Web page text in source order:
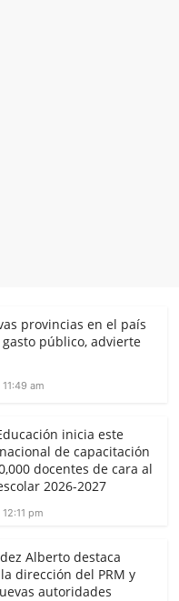
provincias en el país
público, advierte
am
inicia este
de capacitación
docentes de cara al
2026-2027
pm
Alberto destaca
dirección del PRM y
autoridades